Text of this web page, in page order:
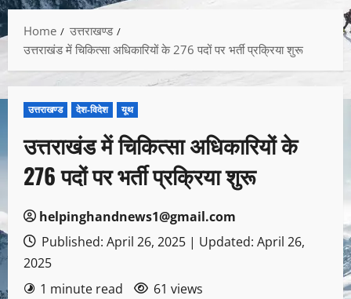
Home
उत्तराखण्ड
उत्तराखंड में चिकित्सा अधिकारियों के 276 पदों पर भर्ती प्रक्रिया शुरू
उत्तराखण्ड देश-विदेश यूथ
उत्तराखंड में चिकित्सा अधिकारियों के
276 पदों पर भर्ती प्रक्रिया शुरू
helpinghandnews1@gmail.com
Published: April 26, 2025 | Updated: April 26,
2025
1 minute read
61 views